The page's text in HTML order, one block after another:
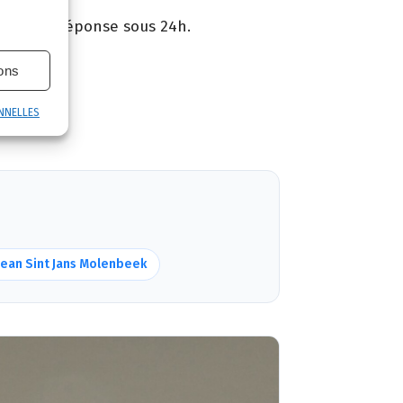
89. Réponse sous 24h.
Sint Jans Molenbeek